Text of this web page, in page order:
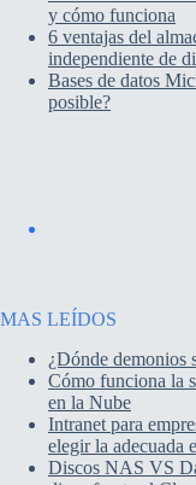
y cómo funciona
6 ventajas del
independiente de
Bases de datos
posible?
MAS LEÍDOS
¿Dónde demonios
Cómo funciona la
en la Nube
Intranet para
elegir la adecuada
Discos NAS VS